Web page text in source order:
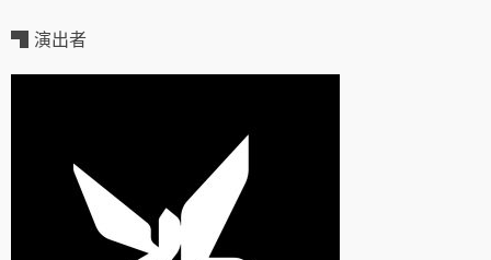
▜ 演出者